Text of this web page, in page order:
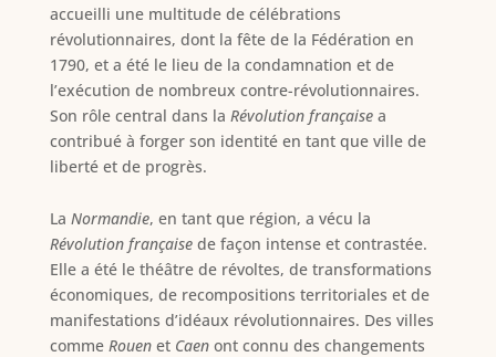
accueilli une multitude de célébrations
révolutionnaires, dont la fête de la Fédération en
1790, et a été le lieu de la condamnation et de
l’exécution de nombreux contre-révolutionnaires.
Son rôle central dans la Révolution françaisea
contribué à forger son identité en tant que ville de
liberté et de progrès.
La Normandie, en tant que région, a vécu la
Révolution françaisede façon intense et contrastée.
Elle a été le théâtre de révoltes, de transformations
économiques, de recompositions territoriales et de
manifestations d’idéaux révolutionnaires. Des villes
comme Rouenet Caenont connu des changements